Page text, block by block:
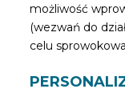
możliwość
(wezwań do
celu